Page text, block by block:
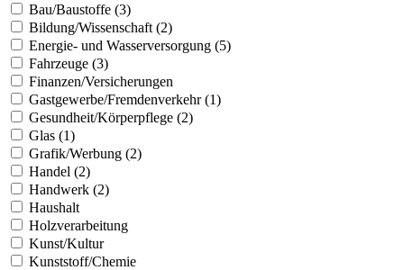
Bau/Baustoffe (3)
Bildung/Wissenschaft (2)
Energie- und Wasserversorgung (5)
Fahrzeuge (3)
Finanzen/Versicherungen
Gastgewerbe/Fremdenverkehr (1)
Gesundheit/Körperpflege (2)
Glas (1)
Grafik/Werbung (2)
Handel (2)
Handwerk (2)
Haushalt
Holzverarbeitung
Kunst/Kultur
Kunststoff/Chemie